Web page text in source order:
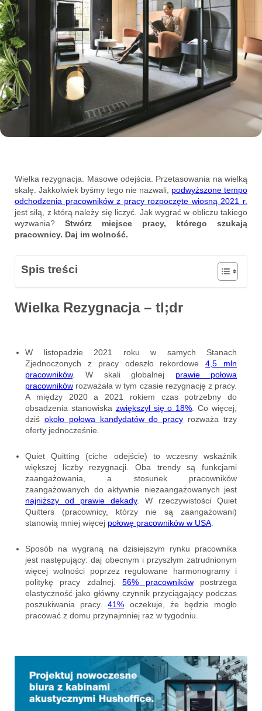
Wielka rezygnacja. Masowe odejścia. Przetasowania na wielką
skalę. Jakkolwiek byśmy tego nie nazwali, podwyższone tempo
odchodzenia pracowników z pracy rozpoczęte wiosną 2021 r.
jest siłą, z którą należy się liczyć. Jak wygrać w obliczu takiego
wyzwania? Stwórz miejsce pracy, którego szukają
pracownicy. Daj im wolność.
Spis treści
Wielka Rezygnacja – tl;dr
W listopadzie 2021 roku w samych Stanach
Zjednoczonych z pracy odeszło rekordowe4,5 mln
pracowników. W skali globalnej prawie połowa
pracowników rozważała w tym czasie rezygnację z pracy.
A między 2020 a 2021 rokiem czas potrzebny do
obsadzenia stanowiska zwiększył się o 18% . Co więcej,
dziś około połowa kandydatów do pracy rozważa trzy
oferty jednocześnie.
Quiet Quitting (ciche odejście) to wczesny wskaźnik
większej liczby rezygnacji. Oba trendy są funkcjami
zaangażowania, a stosunek pracowników
zaangażowanych do aktywnie niezaangażowanych jest
najniższy od prawie dekady. W rzeczywistości Quiet
Quitters (pracownicy, którzy nie są zaangażowani)
stanowią mniej więcej połowę pracowników w USA
Sposób na wygraną na dzisiejszym rynku pracownika
jest następujący: daj obecnym i przyszłym zatrudnionym
więcej wolności poprzez regulowane harmonogramy i
politykę pracy zdalnej.56% pracownikówpostrzega
elastyczność jako główny czynnik przyciągający podczas
poszukiwania pracy.41% oczekuje, że będzie mogło
pracować z domu przynajmniej raz w tygodniu.